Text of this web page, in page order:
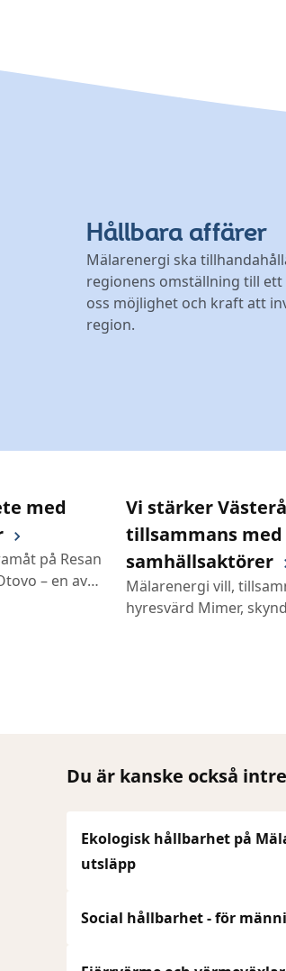
Hållbara affärer
Mälarenergi ska
regionens omställning till
oss möjlighet och kraft att
region.
med
på Resan
– en av
Vi stärker
tillsammans
samhällsaktörer
Mälarenergi vill,
hyresvärd Mimer,
Du är kanske också
Ekologisk hållbarhet på
utsläpp
Social hållbarhet - för